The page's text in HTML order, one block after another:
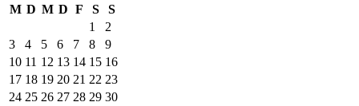
M D M D F S
S
1
2
3
4 5 6 7 8
9
10 11 12 13 14 15 16
17 18 19 20 21 22 23
24 25 26 27 28 29 30